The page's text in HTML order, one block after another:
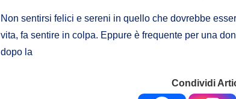
Non sentirsi felici e sereni in quello che dovrebbe
vita, fa sentire in colpa. Eppure è frequente per una
dopo la
Condividi